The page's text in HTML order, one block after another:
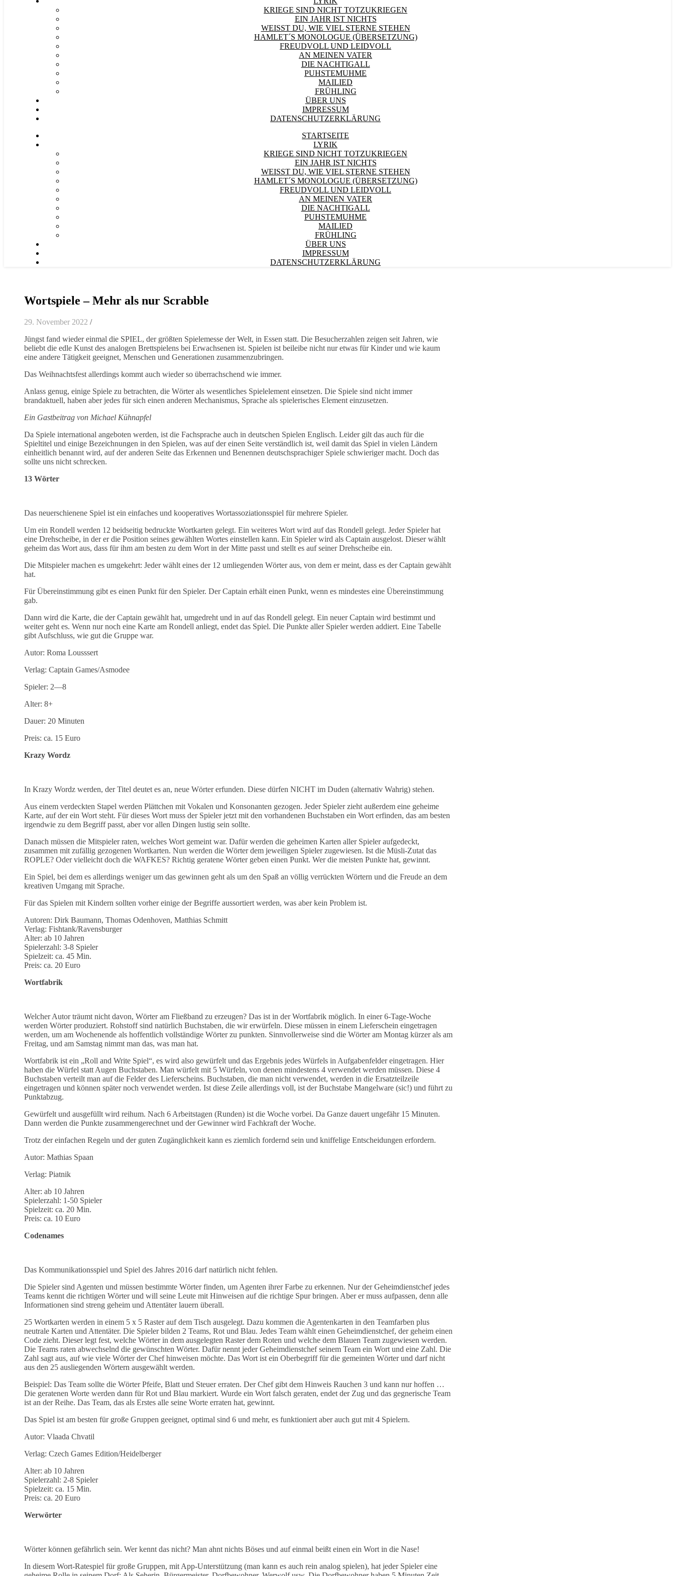
KRIEGE SIND NICHT TOTZUKRIEGEN
EIN JAHR IST NICHTS
WEISST DU, WIE VIEL STERNE STEHEN
HAMLET´S MONOLOGUE (ÜBERSETZUNG)
FREUDVOLL UND LEIDVOLL
AN MEINEN VATER
DIE NACHTIGALL
PUHSTEMUHME
MAILIED
FRÜHLING
ÜBER UNS
IMPRESSUM
DATENSCHUTZERKLÄRUNG
STARTSEITE
LYRIK
KRIEGE SIND NICHT TOTZUKRIEGEN
EIN JAHR IST NICHTS
WEISST DU, WIE VIEL STERNE STEHEN
HAMLET´S MONOLOGUE (ÜBERSETZUNG)
FREUDVOLL UND LEIDVOLL
AN MEINEN VATER
DIE NACHTIGALL
PUHSTEMUHME
MAILIED
FRÜHLING
ÜBER UNS
IMPRESSUM
DATENSCHUTZERKLÄRUNG
Wortspiele – Mehr als nur Scrabble
29. November 2022 /
Jüngst fand wieder einmal die SPIEL, der größten Spielemesse der Welt, in Essen statt. Die Besucherzahlen zeigen seit Jahren, wie
beliebt die edle Kunst des analogen Brettspielens bei Erwachsenen ist. Spielen ist beileibe nicht nur etwas für Kinder und wie kaum
eine andere Tätigkeit geeignet, Menschen und Generationen zusammenzubringen.
Das Weihnachtsfest allerdings kommt auch wieder so überrachschend wie immer.
Anlass genug, einige Spiele zu betrachten, die Wörter als wesentliches Spielelement einsetzen. Die Spiele sind nicht immer
brandaktuell, haben aber jedes für sich einen anderen Mechanismus, Sprache als spielerisches Element einzusetzen.
Ein Gastbeitrag von Michael Kühnapfel
Da Spiele international angeboten werden, ist die Fachsprache auch in deutschen Spielen Englisch. Leider gilt das auch für die
Spieltitel und einige Bezeichnungen in den Spielen, was auf der einen Seite verständlich ist, weil damit das Spiel in vielen Ländern
einheitlich benannt wird, auf der anderen Seite das Erkennen und Benennen deutschsprachiger Spiele schwieriger macht. Doch das
sollte uns nicht schrecken.
13 Wörter
Das neuerschienene Spiel ist ein einfaches und kooperatives Wortassoziationsspiel für mehrere Spieler.
Um ein Rondell werden 12 beidseitig bedruckte Wortkarten gelegt. Ein weiteres Wort wird auf das Rondell gelegt. Jeder Spieler hat
eine Drehscheibe, in der er die Position seines gewählten Wortes einstellen kann. Ein Spieler wird als Captain ausgelost. Dieser wählt
geheim das Wort aus, dass für ihm am besten zu dem Wort in der Mitte passt und stellt es auf seiner Drehscheibe ein.
Die Mitspieler machen es umgekehrt: Jeder wählt eines der 12 umliegenden Wörter aus, von dem er meint, dass es der Captain gewählt
hat.
Für Übereinstimmung gibt es einen Punkt für den Spieler. Der Captain erhält einen Punkt, wenn es mindestes eine Übereinstimmung
gab.
Dann wird die Karte, die der Captain gewählt hat, umgedreht und in auf das Rondell gelegt. Ein neuer Captain wird bestimmt und
weiter geht es. Wenn nur noch eine Karte am Rondell anliegt, endet das Spiel. Die Punkte aller Spieler werden addiert. Eine Tabelle
gibt Aufschluss, wie gut die Gruppe war.
Autor: Roma Lousssert
Verlag: Captain Games/Asmodee
Spieler: 2—8
Alter: 8+
Dauer: 20 Minuten
Preis: ca. 15 Euro
Krazy Wordz
In Krazy Wordz werden, der Titel deutet es an, neue Wörter erfunden. Diese dürfen NICHT im Duden (alternativ Wahrig) stehen.
Aus einem verdeckten Stapel werden Plättchen mit Vokalen und Konsonanten gezogen. Jeder Spieler zieht außerdem eine geheime
Karte, auf der ein Wort steht. Für dieses Wort muss der Spieler jetzt mit den vorhandenen Buchstaben ein Wort erfinden, das am besten
irgendwie zu dem Begriff passt, aber vor allen Dingen lustig sein sollte.
Danach müssen die Mitspieler raten, welches Wort gemeint war. Dafür werden die geheimen Karten aller Spieler aufgedeckt,
zusammen mit zufällig gezogenen Wortkarten. Nun werden die Wörter dem jeweiligen Spieler zugewiesen. Ist die Müsli-Zutat das
ROPLE? Oder vielleicht doch die WAFKES? Richtig geratene Wörter geben einen Punkt. Wer die meisten Punkte hat, gewinnt.
Ein Spiel, bei dem es allerdings weniger um das gewinnen geht als um den Spaß an völlig verrückten Wörtern und die Freude an dem
kreativen Umgang mit Sprache.
Für das Spielen mit Kindern sollten vorher einige der Begriffe aussortiert werden, was aber kein Problem ist.
Autoren: Dirk Baumann, Thomas Odenhoven, Matthias Schmitt
Verlag: Fishtank/Ravensburger
Alter: ab 10 Jahren
Spielerzahl: 3-8 Spieler
Spielzeit: ca. 45 Min.
Preis: ca. 20 Euro
Wortfabrik
Welcher Autor träumt nicht davon, Wörter am Fließband zu erzeugen? Das ist in der Wortfabrik möglich. In einer 6-Tage-Woche
werden Wörter produziert. Rohstoff sind natürlich Buchstaben, die wir erwürfeln. Diese müssen in einem Lieferschein eingetragen
werden, um am Wochenende als hoffentlich vollständige Wörter zu punkten. Sinnvollerweise sind die Wörter am Montag kürzer als am
Freitag, und am Samstag nimmt man das, was man hat.
Wortfabrik ist ein „Roll and Write Spiel“, es wird also gewürfelt und das Ergebnis jedes Würfels in Aufgabenfelder eingetragen. Hier
haben die Würfel statt Augen Buchstaben. Man würfelt mit 5 Würfeln, von denen mindestens 4 verwendet werden müssen. Diese 4
Buchstaben verteilt man auf die Felder des Lieferscheins. Buchstaben, die man nicht verwendet, werden in die Ersatzteilzeile
eingetragen und können später noch verwendet werden. Ist diese Zeile allerdings voll, ist der Buchstabe Mangelware (sic!) und führt zu
Punktabzug.
Gewürfelt und ausgefüllt wird reihum. Nach 6 Arbeitstagen (Runden) ist die Woche vorbei. Da Ganze dauert ungefähr 15 Minuten.
Dann werden die Punkte zusammengerechnet und der Gewinner wird Fachkraft der Woche.
Trotz der einfachen Regeln und der guten Zugänglichkeit kann es ziemlich fordernd sein und kniffelige Entscheidungen erfordern.
Autor: Mathias Spaan
Verlag: Piatnik
Alter: ab 10 Jahren
Spielerzahl: 1-50 Spieler
Spielzeit: ca. 20 Min.
Preis: ca. 10 Euro
Codenames
Das Kommunikationsspiel und Spiel des Jahres 2016 darf natürlich nicht fehlen.
Die Spieler sind Agenten und müssen bestimmte Wörter finden, um Agenten ihrer Farbe zu erkennen. Nur der Geheimdienstchef jedes
Teams kennt die richtigen Wörter und will seine Leute mit Hinweisen auf die richtige Spur bringen. Aber er muss aufpassen, denn alle
Informationen sind streng geheim und Attentäter lauern überall.
25 Wortkarten werden in einem 5 x 5 Raster auf dem Tisch ausgelegt. Dazu kommen die Agentenkarten in den Teamfarben plus
neutrale Karten und Attentäter. Die Spieler bilden 2 Teams, Rot und Blau. Jedes Team wählt einen Geheimdienstchef, der geheim einen
Code zieht. Dieser legt fest, welche Wörter in dem ausgelegten Raster dem Roten und welche dem Blauen Team zugewiesen werden.
Die Teams raten abwechselnd die gewünschten Wörter. Dafür nennt jeder Geheimdienstchef seinem Team ein Wort und eine Zahl. Die
Zahl sagt aus, auf wie viele Wörter der Chef hinweisen möchte. Das Wort ist ein Oberbegriff für die gemeinten Wörter und darf nicht
aus den 25 ausliegenden Wörtern ausgewählt werden.
Beispiel: Das Team sollte die Wörter Pfeife, Blatt und Steuer erraten. Der Chef gibt dem Hinweis Rauchen 3 und kann nur hoffen …
Die geratenen Worte werden dann für Rot und Blau markiert. Wurde ein Wort falsch geraten, endet der Zug und das gegnerische Team
ist an der Reihe. Das Team, das als Erstes alle seine Worte erraten hat, gewinnt.
Das Spiel ist am besten für große Gruppen geeignet, optimal sind 6 und mehr, es funktioniert aber auch gut mit 4 Spielern.
Autor: Vlaada Chvatil
Verlag: Czech Games Edition/Heidelberger
Alter: ab 10 Jahren
Spielerzahl: 2-8 Spieler
Spielzeit: ca. 15 Min.
Preis: ca. 20 Euro
Werwörter
Wörter können gefährlich sein. Wer kennt das nicht? Man ahnt nichts Böses und auf einmal beißt einen ein Wort in die Nase!
In diesem Wort-Ratespiel für große Gruppen, mit App-Unterstützung (man kann es auch rein analog spielen), hat jeder Spieler eine